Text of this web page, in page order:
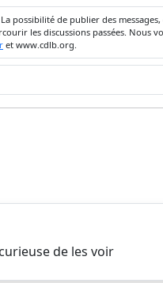
possibilité de publier des
les discussions passées. Nous
et www.cdlb.org.
de les voir